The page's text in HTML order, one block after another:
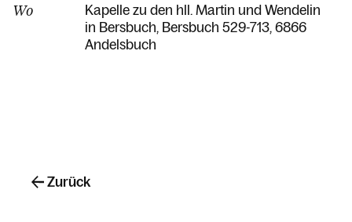
Wo
Kapelle zu den hll. Martin und Wendelin
in Bersbuch Bersbuch 529-713 6866
Andelsbuch
Zurück